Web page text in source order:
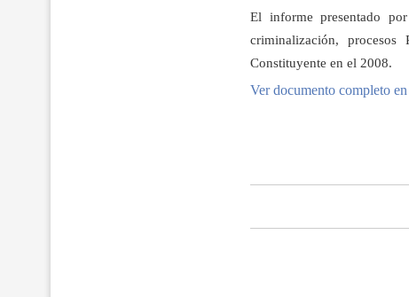
El informe presentado
criminalización,
Constituyente en el 2008.
Ver documento completo